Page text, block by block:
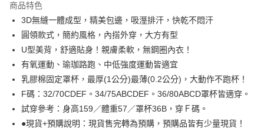
合作金庫商業銀行
華南商業銀行
彰化商業銀行
上海商業儲蓄銀行
台北富邦商業銀行
國泰世華商業銀行
兆豐國際商業銀行
臺灣中小企業銀行
台中商業銀行
匯豐（台灣）商業銀行
華泰商業銀行
聯邦商業銀行
遠東國際商業銀行
元大商業銀行
永豐商業銀行
玉山商業銀行
星展（台灣）商業銀行
台新國際商業銀行
中國信託商業銀行
6 期 0 利率 每期
華南商業銀行
彰化商業銀行
上海商業儲蓄銀行
台北富邦商業銀行
國泰世華商業銀行
兆豐國際商業銀行
臺灣中小企業銀行
台中商業銀行
匯豐（台灣）商業銀行
華泰商業銀行
聯邦商業銀行
遠東國際商業銀行
元大商業銀行
永豐商業銀行
玉山商業銀行
星展（台灣）商業銀行
超商取貨付款
LINE Pay
Apple Pay
悠遊付
全盈+PAY
商品特色
3D無縫一體成型，精美包邊，吸溼排汗，快乾不悶汗
圓領款式，簡約風格，內搭外穿，大方有型
U型美背，舒適貼身！親膚柔軟，無鋼圈內衣！
有氧運動、瑜珈路跑、中低強度運動皆適宜
乳膠棉固定罩杯，最厚(1公分)最薄(0.2公分)，大動作不跑杯！
F碼：32/70CDEF。34/75ABCDEF。36/80ABCD罩杯皆適穿。
試穿參考：身高159／體重57／罩杯36B，穿Ｆ碼。
●現貨+預購說明：現貨售完轉為預購，預購品皆有少量現貨！